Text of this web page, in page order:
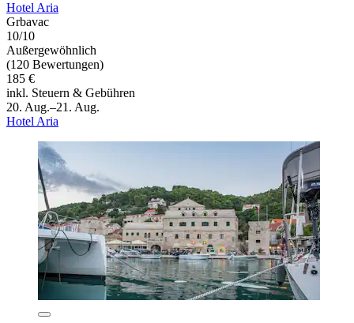
Hotel Aria
Grbavac
10/10
Außergewöhnlich
(120 Bewertungen)
185 €
inkl. Steuern & Gebühren
20. Aug.–21. Aug.
Hotel Aria